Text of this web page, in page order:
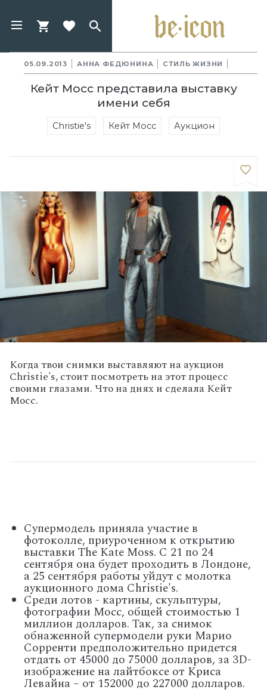
05.09.2013 АННА ФЕДЮНИНА СТИЛЬ ЖИЗНИ
Кейт Мосс представила выставку
имени себя
Christie's Кейт Мосс Аукцион
Когда твои снимки выставляют на аукцион
Christie's, стоит посмотреть на этот процесс
своими глазами. Что на днях и сделала Кейт
Мосс.
Супермодель приняла участие в
фотоколле, приуроченном к открытию
выставки The Kate Moss. С 21 по 24
сентября она будет проходить в Лондоне,
а 25 сентября работы уйдут с молотка
аукционного дома Christie's.
Среди лотов - картины, скульптуры,
фотографии Мосс, общей стоимостью 1
миллион долларов. Так, за снимок
обнаженной супермодели руки Марио
Сорренти предположительно придется
отдать от 45000 до 75000 долларов, за 3D-
изображение на лайтбоксе от Криса
Левайна – от 152000 до 227000 долларов.